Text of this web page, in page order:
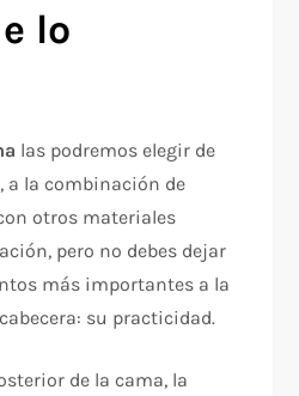
lo
las podremos elegir de
a la combinación de
otros materiales
pero no debes dejar
más importantes a la
su practicidad.
de la cama, la